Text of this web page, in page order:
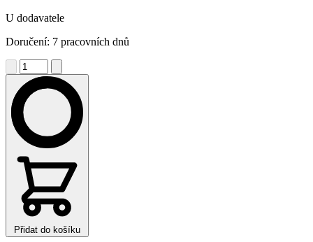
U dodavatele
Doručení: 7 pracovních dnů
Přidat do košíku